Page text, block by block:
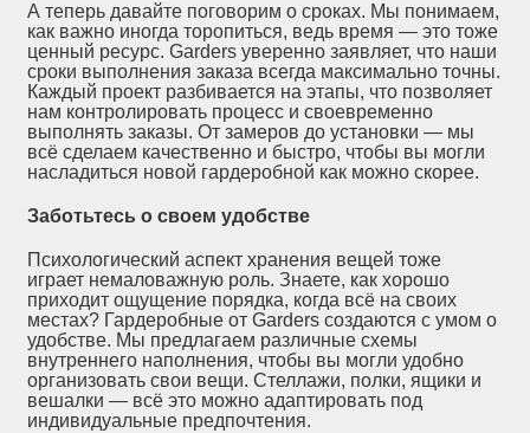
А теперь давайте поговорим о сроках. Мы понимаем,
как важно иногда торопиться, ведь время — это тоже
ценный ресурс. Garders уверенно заявляет, что наши
сроки выполнения заказа всегда максимально точны.
Каждый проект разбивается на этапы, что позволяет
нам контролировать процесс и своевременно
выполнять заказы. От замеров до установки — мы
всё сделаем качественно и быстро, чтобы вы могли
насладиться новой гардеробной как можно скорее.
Заботьтесь о своем удобстве
Психологический аспект хранения вещей тоже
играет немаловажную роль. Знаете, как хорошо
приходит ощущение порядка, когда всё на своих
местах? Гардеробные от Garders создаются с умом о
удобстве. Мы предлагаем различные схемы
внутреннего наполнения, чтобы вы могли удобно
организовать свои вещи. Стеллажи, полки, ящики и
вешалки — всё это можно адаптировать под
индивидуальные предпочтения.